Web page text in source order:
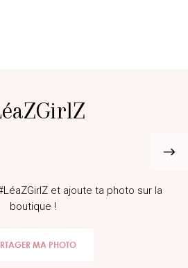
et ajoute ta photo sur la
boutique !
MA PHOTO